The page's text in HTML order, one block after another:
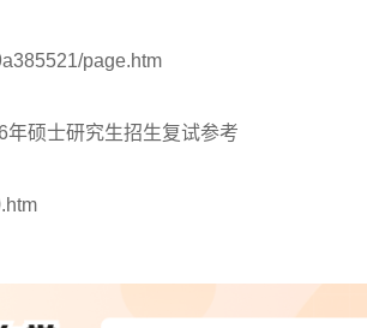
page.htm
硕士研究生招生复试参考